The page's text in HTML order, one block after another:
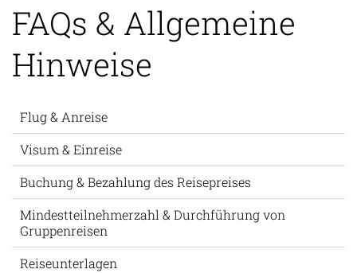
FAQs & Allgemeine
Hinweise
Flug & Anreise
Visum & Einreise
Buchung & Bezahlung des Reisepreises
Mindestteilnehmerzahl & Durchführung von
Gruppenreisen
Reiseunterlagen